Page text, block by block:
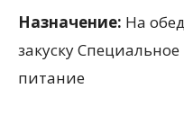
Назначение: На
закуску
питание